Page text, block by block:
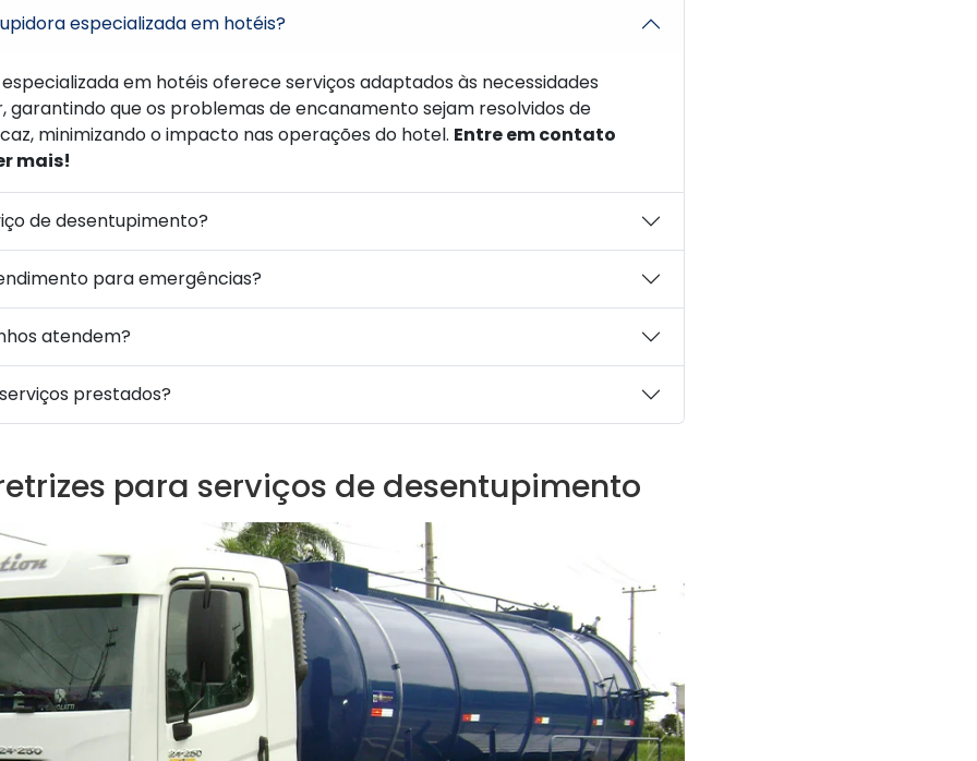
especializada em hotéis?
em hotéis oferece serviços adaptados às necessidades
garantindo que os problemas de encanamento sejam resolvidos de
minimizando o impacto nas operações do hotel. Entre em contato
mais!
de desentupimento?
para emergências?
atendem?
prestados?
para serviços de desentupimento